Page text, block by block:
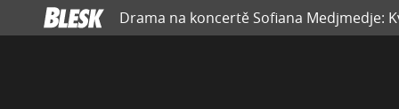
Drama na koncertě Sofiana Medjmedje: